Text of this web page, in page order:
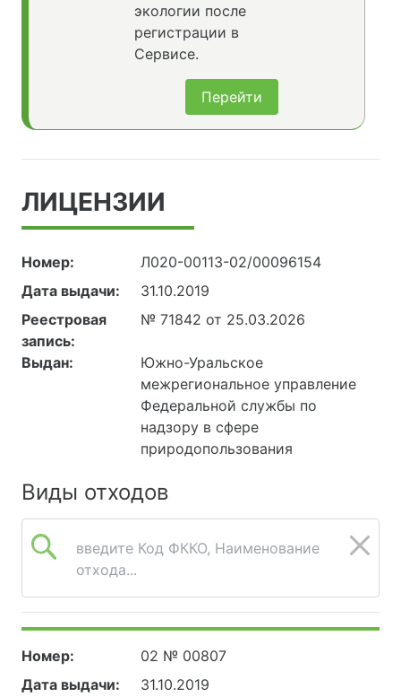
экологии после
регистрации в
Сервисе.
Перейти
ЛИЦЕНЗИИ
Номер:
Л020-00113-02/00096154
Дата выдачи:
31.10.2019
Реестровая
запись:
№ 71842 от 25.03.2026
Выдан:
Южно-Уральское
межрегиональное управление
Федеральной службы по
надзору в сфере
природопользования
Виды отходов
введите Код ФККО, Наименование
отхода...
Номер:
02 № 00807
Дата выдачи:
31.10.2019